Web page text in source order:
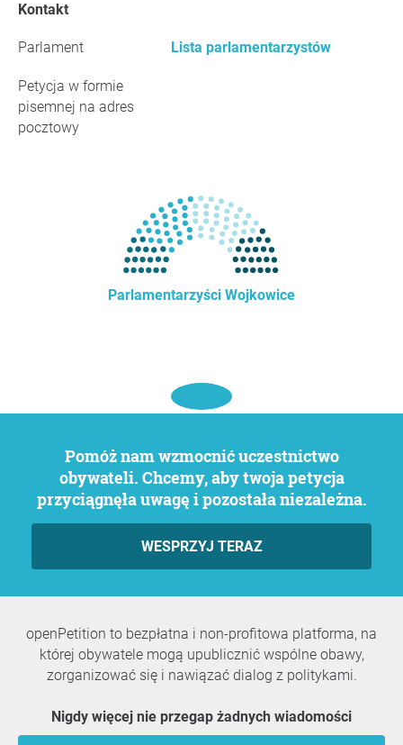
Kontakt
Parlament Lista parlamentarzystów
Petycja w formie
pisemnej na adres
pocztowy
Parlamentarzyści Wojkowice
Pomóż nam wzmocnić uczestnictwo
obywateli. Chcemy, aby twoja petycja
przyciągnęła uwagę i pozostała niezależna.
WESPRZYJ TERAZ
openPetition to bezpłatna i non-profitowa platforma, na
której obywatele mogą upublicznić wspólne obawy,
zorganizować się i nawiązać dialog z politykami.
Nigdy więcej nie przegap żadnych wiadomości